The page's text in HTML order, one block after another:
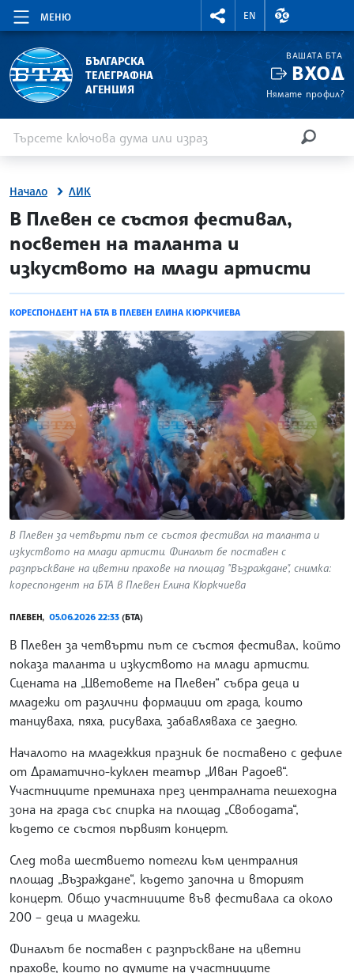
МЕНЮ
RIGHTMENU.SOCIAL
EN
ВАЛУТНИ
БЪЛГАРСКА
ТЕЛЕГРАФНА
АГЕНЦИЯ
ВАШАТА БТА
ВХОД
Нямате профил?
Начало ЛИК
site.bta
В Плевен се състоя фестивал,
посветен на таланта и
изкуството на млади артисти
КОРЕСПОНДЕНТ НА БТА В ПЛЕВЕН ЕЛИНА КЮРКЧИЕВА
В Плевен за четвърти път се състоя фестивал на таланта и
изкуството на млади артисти. Финалът бе поставен с
разпръскване на цветни прахове на площад "Възраждане", снимка:
кореспондент на БТА в Плевен Елина Кюркчиева
ПЛЕВЕН, 05.06.2026 22:33 (БТА)
В Плевен за четвърти път се състоя фестивал, който
показа таланта и изкуството на млади артисти.
Сцената на „Цветовете на Плевен“ събра деца и
младежи от различни формации от града, които
танцуваха, пяха, рисуваха, забавляваха се заедно.
Началото на младежкия празник бе поставено с дефиле
от Драматично-куклен театър „Иван Радоев“.
Участниците преминаха през централната пешеходна
зона на града със спирка на площад „Свободата“,
където се състоя първият концерт.
След това шествието потегли към централния
площад „Възраждане“, където започна и вторият
концерт. Общо участниците във фестивала са около
200 – деца и младежи.
Финалът бе поставен с разпръскване на цветни
прахове, които по думите на участниците